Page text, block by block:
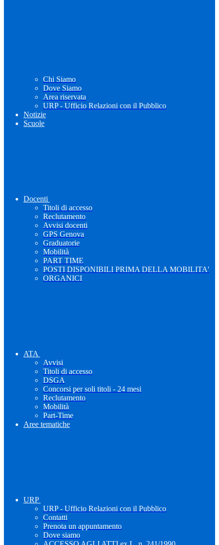
Chi Siamo
Dove Siamo
Area riservata
URP - Ufficio Relazioni con il Pubblico
Notizie
Scuole
Docenti
Titoli di accesso
Reclutamento
Avvisi docenti
GPS Genova
Graduatorie
Mobilità
PART TIME
POSTI DISPONIBILI PRIMA DELLA MOBILITA'
ORGANICI
ATA
Avvisi
Titoli di accesso
DSGA
Concorsi per soli titoli - 24 mesi
Reclutamento
Mobilità
Part-Time
Aree tematiche
URP
URP - Ufficio Relazioni con il Pubblico
Contatti
Prenota un appuntamento
Dove siamo